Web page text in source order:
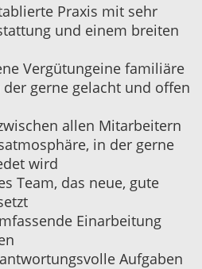
Praxis mit sehr
und einem breiten
Vergütungeine familiäre
gerne gelacht und offen
allen Mitarbeitern
in der gerne
wird
Team, das neue, gute
Einarbeitung
Aufgaben